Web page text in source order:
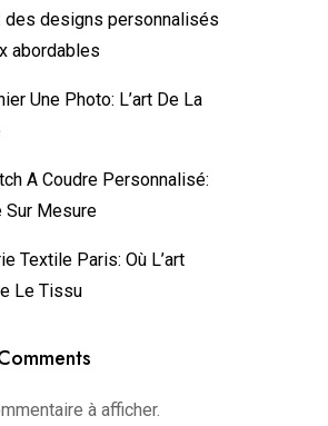
des designs personnalisés
abordables
Une Photo: L’art De La
A Coudre Personnalisé:
Sur Mesure
Textile Paris: Où L’art
Le Tissu
à afficher.